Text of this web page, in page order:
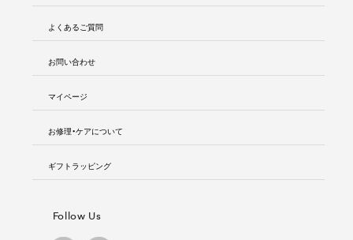
よくあるご質問
お問い合わせ
マイページ
お修理・ケアについて
ギフトラッピング
Follow Us